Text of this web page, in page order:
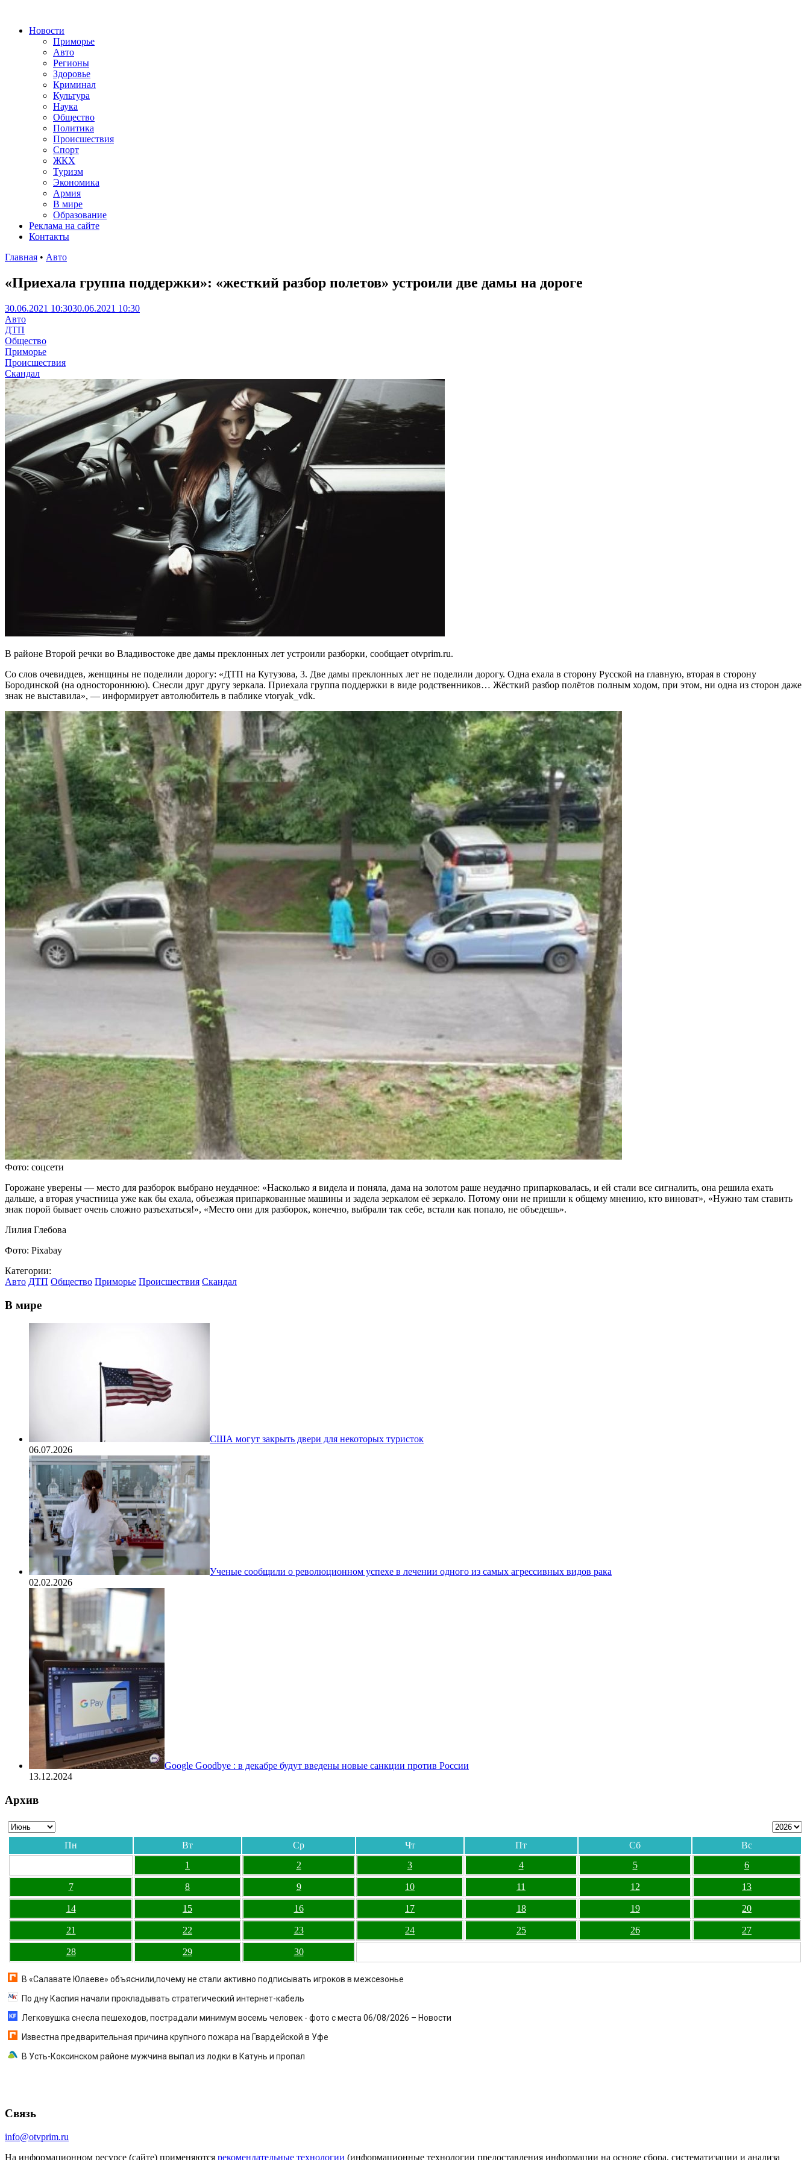
Новости
Приморье
Авто
Регионы
Здоровье
Криминал
Культура
Наука
Общество
Политика
Происшествия
Спорт
ЖКХ
Туризм
Экономика
Армия
В мире
Образование
Реклама на сайте
Контакты
Главная • Авто
«Приехала группа поддержки»: «жесткий разбор полетов» устроили две дамы на дороге
30.06.2021 10:3030.06.2021 10:30
Авто
ДТП
Общество
Приморье
Происшествия
Скандал
В районе Второй речки во Владивостоке две дамы преклонных лет устроили разборки, сообщает otvprim.ru.
Со слов очевидцев, женщины не поделили дорогу: «ДТП на Кутузова, 3. Две дамы преклонных лет не поделили дорогу. Одна ехала в сторону Русской на главную, вторая в сторону
Бородинской (на одностороннюю). Снесли друг другу зеркала. Приехала группа поддержки в виде родственников… Жёсткий разбор полётов полным ходом, при этом, ни одна из сторон даже
знак не выставила», — информирует автолюбитель в паблике vtoryak_vdk.
Фото: соцсети
Горожане уверены — место для разборок выбрано неудачное: «Насколько я видела и поняла, дама на золотом раше неудачно припарковалась, и ей стали все сигналить, она решила ехать
дальше, а вторая участница уже как бы ехала, объезжая припаркованные машины и задела зеркалом её зеркало. Потому они не пришли к общему мнению, кто виноват», «Hужно там ставить
знак порой бывает очень сложно разъехаться!», «Место они для разборок, конечно, выбрали так себе, встали как попало, не объедешь».
Лилия Глебова
Фото: Pixabay
Категории:
Авто ДТП Общество Приморье Происшествия Скандал
В мире
США могут закрыть двери для некоторых туристок
06.07.2026
Ученые сообщили о революционном успехе в лечении одного из самых агрессивных видов рака
02.02.2026
Google Goodbye : в декабре будут введены новые санкции против России
13.12.2024
Архив
Пн Вт Ср Чт Пт Сб
Вс
1
2 3 4 5 6
7 8 9 10 11 12 13
14 15 16 17 18 19 20
21 22 23 24 25 26 27
28 29 30
В «Салавате Юлаеве» объяснили,почему не стали активно подписывать игроков в межсезонье
По дну Каспия начали прокладывать стратегический интернет-кабель
Легковушка снесла пешеходов, пострадали минимум восемь человек - фото с места 06/08/2026 – Новости
Известна предварительная причина крупного пожара на Гвардейской в Уфе
В Усть-Коксинском районе мужчина выпал из лодки в Катунь и пропал
Связь
info@otvprim.ru
На информационном ресурсе (сайте) применяются рекомендательные технологии (информационные технологии предоставления информации на основе сбора, систематизации и анализа